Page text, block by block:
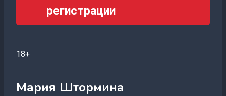
регистрации
18+
Мария Штормина